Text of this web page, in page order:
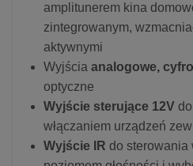
amplitunerem kina
zintegrowanym,
aktywnymi
Wyjścia analogowe,
optyczne
Wyjście sterujące 12V
włączaniem urządzeń
Wyjście IR do sterowania